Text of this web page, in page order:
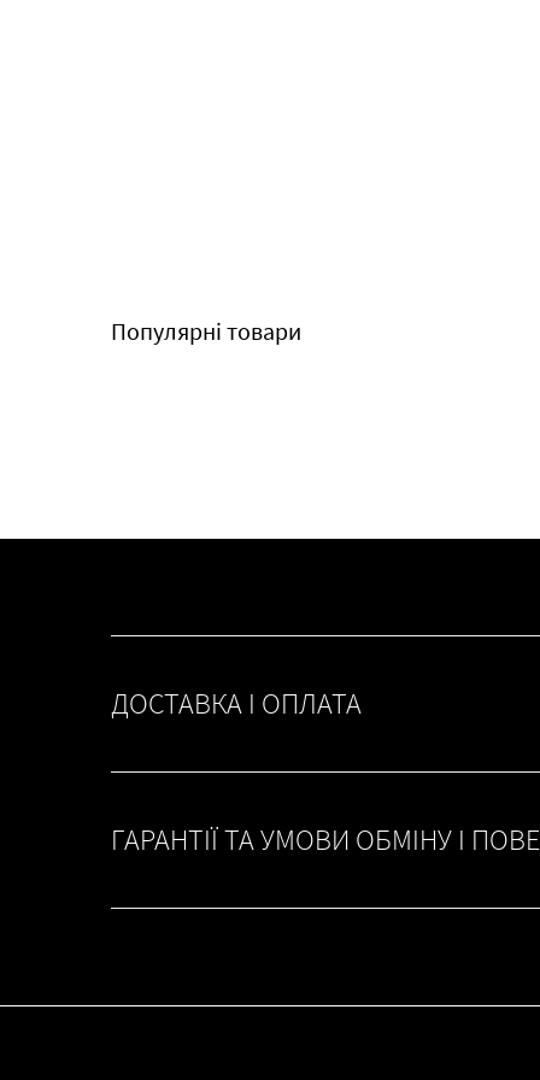
Популярні товари
ДОСТАВКА І ОПЛАТА
ГАРАНТІЇ ТА УМОВИ ОБМІНУ І